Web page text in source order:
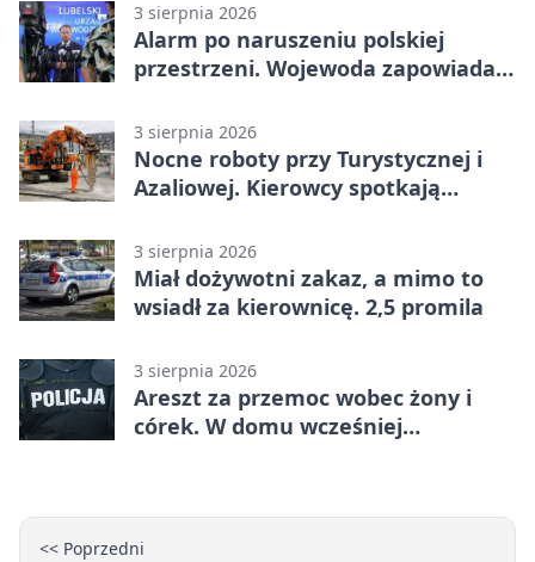
3 sierpnia 2026
Alarm po naruszeniu polskiej
przestrzeni. Wojewoda zapowiada
3 sierpnia 2026
Nocne roboty przy Turystycznej i
Azaliowej. Kierowcy spotkają
3 sierpnia 2026
Miał dożywotni zakaz, a mimo to
wsiadł za kierownicę. 2,5 promila
3 sierpnia 2026
Areszt za przemoc wobec żony i
córek. W domu wcześniej
<< Poprzedni